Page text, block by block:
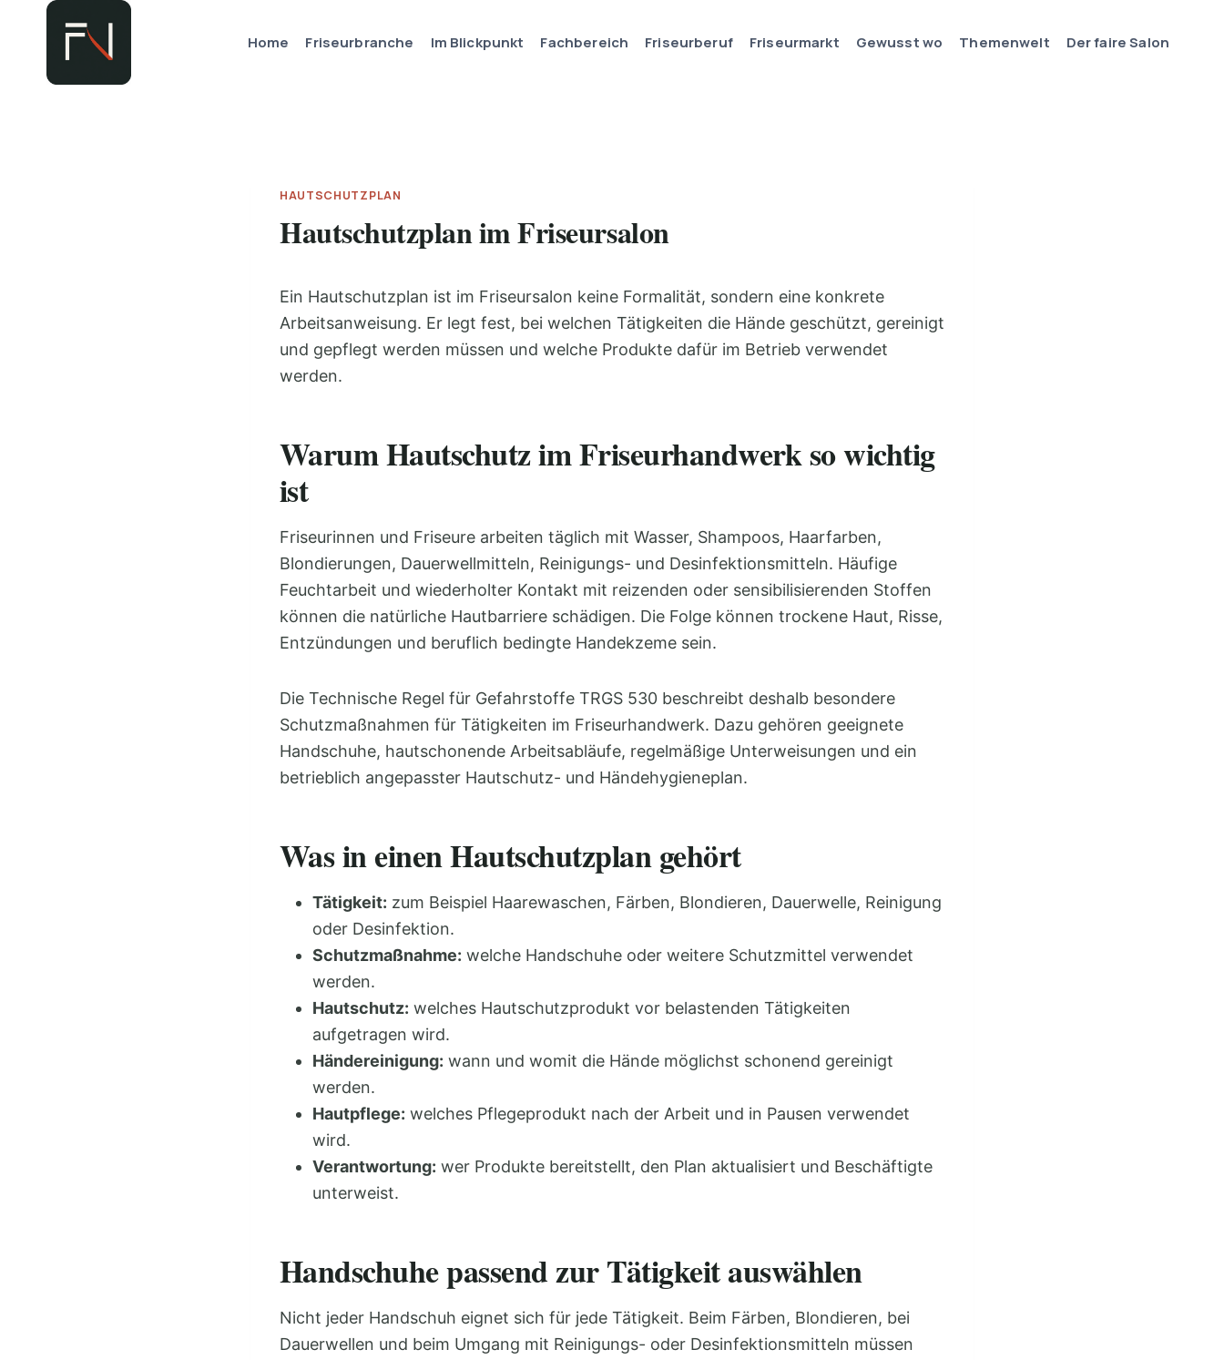
springen
Home Friseurbranche Im Blickpunkt Fachbereich Friseurberuf Friseurmarkt Gewusst wo Themenwelt Der faire Salon
HAUTSCHUTZPLAN
Hautschutzplan im Friseursalon
Ein Hautschutzplan ist im Friseursalon keine Formalität, sondern eine konkrete
Arbeitsanweisung. Er legt fest, bei welchen Tätigkeiten die Hände geschützt, gereinigt
und gepflegt werden müssen und welche Produkte dafür im Betrieb verwendet
werden.
Warum Hautschutz im Friseurhandwerk so wichtig
ist
Friseurinnen und Friseure arbeiten täglich mit Wasser, Shampoos, Haarfarben,
Blondierungen, Dauerwellmitteln, Reinigungs- und Desinfektionsmitteln. Häufige
Feuchtarbeit und wiederholter Kontakt mit reizenden oder sensibilisierenden Stoffen
können die natürliche Hautbarriere schädigen. Die Folge können trockene Haut, Risse,
Entzündungen und beruflich bedingte Handekzeme sein.
Die Technische Regel für Gefahrstoffe TRGS 530 beschreibt deshalb besondere
Schutzmaßnahmen für Tätigkeiten im Friseurhandwerk. Dazu gehören geeignete
Handschuhe, hautschonende Arbeitsabläufe, regelmäßige Unterweisungen und ein
betrieblich angepasster Hautschutz- und Händehygieneplan.
Was in einen Hautschutzplan gehört
Tätigkeit: zum Beispiel Haarewaschen, Färben, Blondieren, Dauerwelle, Reinigung
oder Desinfektion.
Schutzmaßnahme: welche Handschuhe oder weitere Schutzmittel verwendet
werden.
Hautschutz: welches Hautschutzprodukt vor belastenden Tätigkeiten
aufgetragen wird.
Händereinigung: wann und womit die Hände möglichst schonend gereinigt
werden.
Hautpflege: welches Pflegeprodukt nach der Arbeit und in Pausen verwendet
wird.
Verantwortung: wer Produkte bereitstellt, den Plan aktualisiert und Beschäftigte
unterweist.
Handschuhe passend zur Tätigkeit auswählen
Nicht jeder Handschuh eignet sich für jede Tätigkeit. Beim Färben, Blondieren, bei
Dauerwellen und beim Umgang mit Reinigungs- oder Desinfektionsmitteln müssen